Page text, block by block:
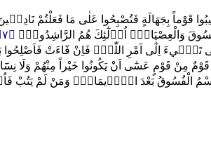
قَوْماً بِجَهَالَةٍ فَتُصْبِحُوا عَلٰى مَا فَعَلْتُمْ
وَالْعِصْيَانَۜ اُو۬لٰٓئِكَ هُمُ الرَّاشِدُونَۙ ﴿٧﴾
تَف۪ٓيءَ اِلٰٓى اَمْرِ اللّٰهِۚ فَاِنْ فَٓاءَتْ فَاَصْلِحُوا
قَوْمٌ مِنْ قَوْمٍ عَسٰٓى اَنْ يَكُونُوا خَيْراً مِنْهُمْ وَلَا
الْفُسُوقُ بَعْدَ الْا۪يمَانِۚ وَمَنْ لَمْ يَتُبْ